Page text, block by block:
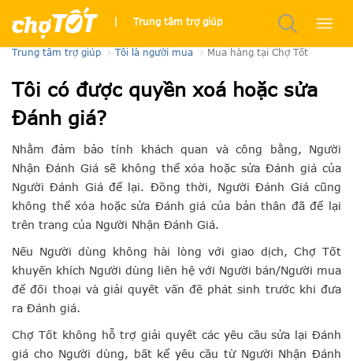
Trung tâm trợ giúp
Mua hàng tại Chợ Tốt
Trung tâm trợ giúp Tôi là người mua Mua hàng tại Chợ Tốt
Tôi có được quyền xoá hoặc sửa
Đánh giá?
Nhằm đảm bảo tính khách quan và công bằng, Người
Nhận Đánh Giá sẽ không thể xóa hoặc sửa Đánh giá của
Người Đánh Giá để lại. Đồng thời, Người Đánh Giá cũng
không thể xóa hoặc sửa Đánh giá của bản thân đã để lại
trên trang của Người Nhận Đánh Giá.
Nếu Người dùng không hài lòng với giao dịch, Chợ Tốt
khuyến khích Người dùng liên hệ với Người bán/Người mua
để đối thoại và giải quyết vấn đề phát sinh trước khi đưa
ra Đánh giá.
Chợ Tốt không hỗ trợ giải quyết các yêu cầu sửa lại Đánh
giá cho Người dùng, bất kể yêu cầu từ Người Nhận Đánh